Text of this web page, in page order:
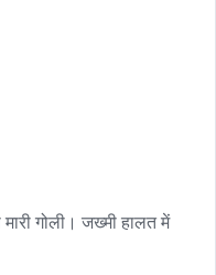
गोली। जख्मी हालत में